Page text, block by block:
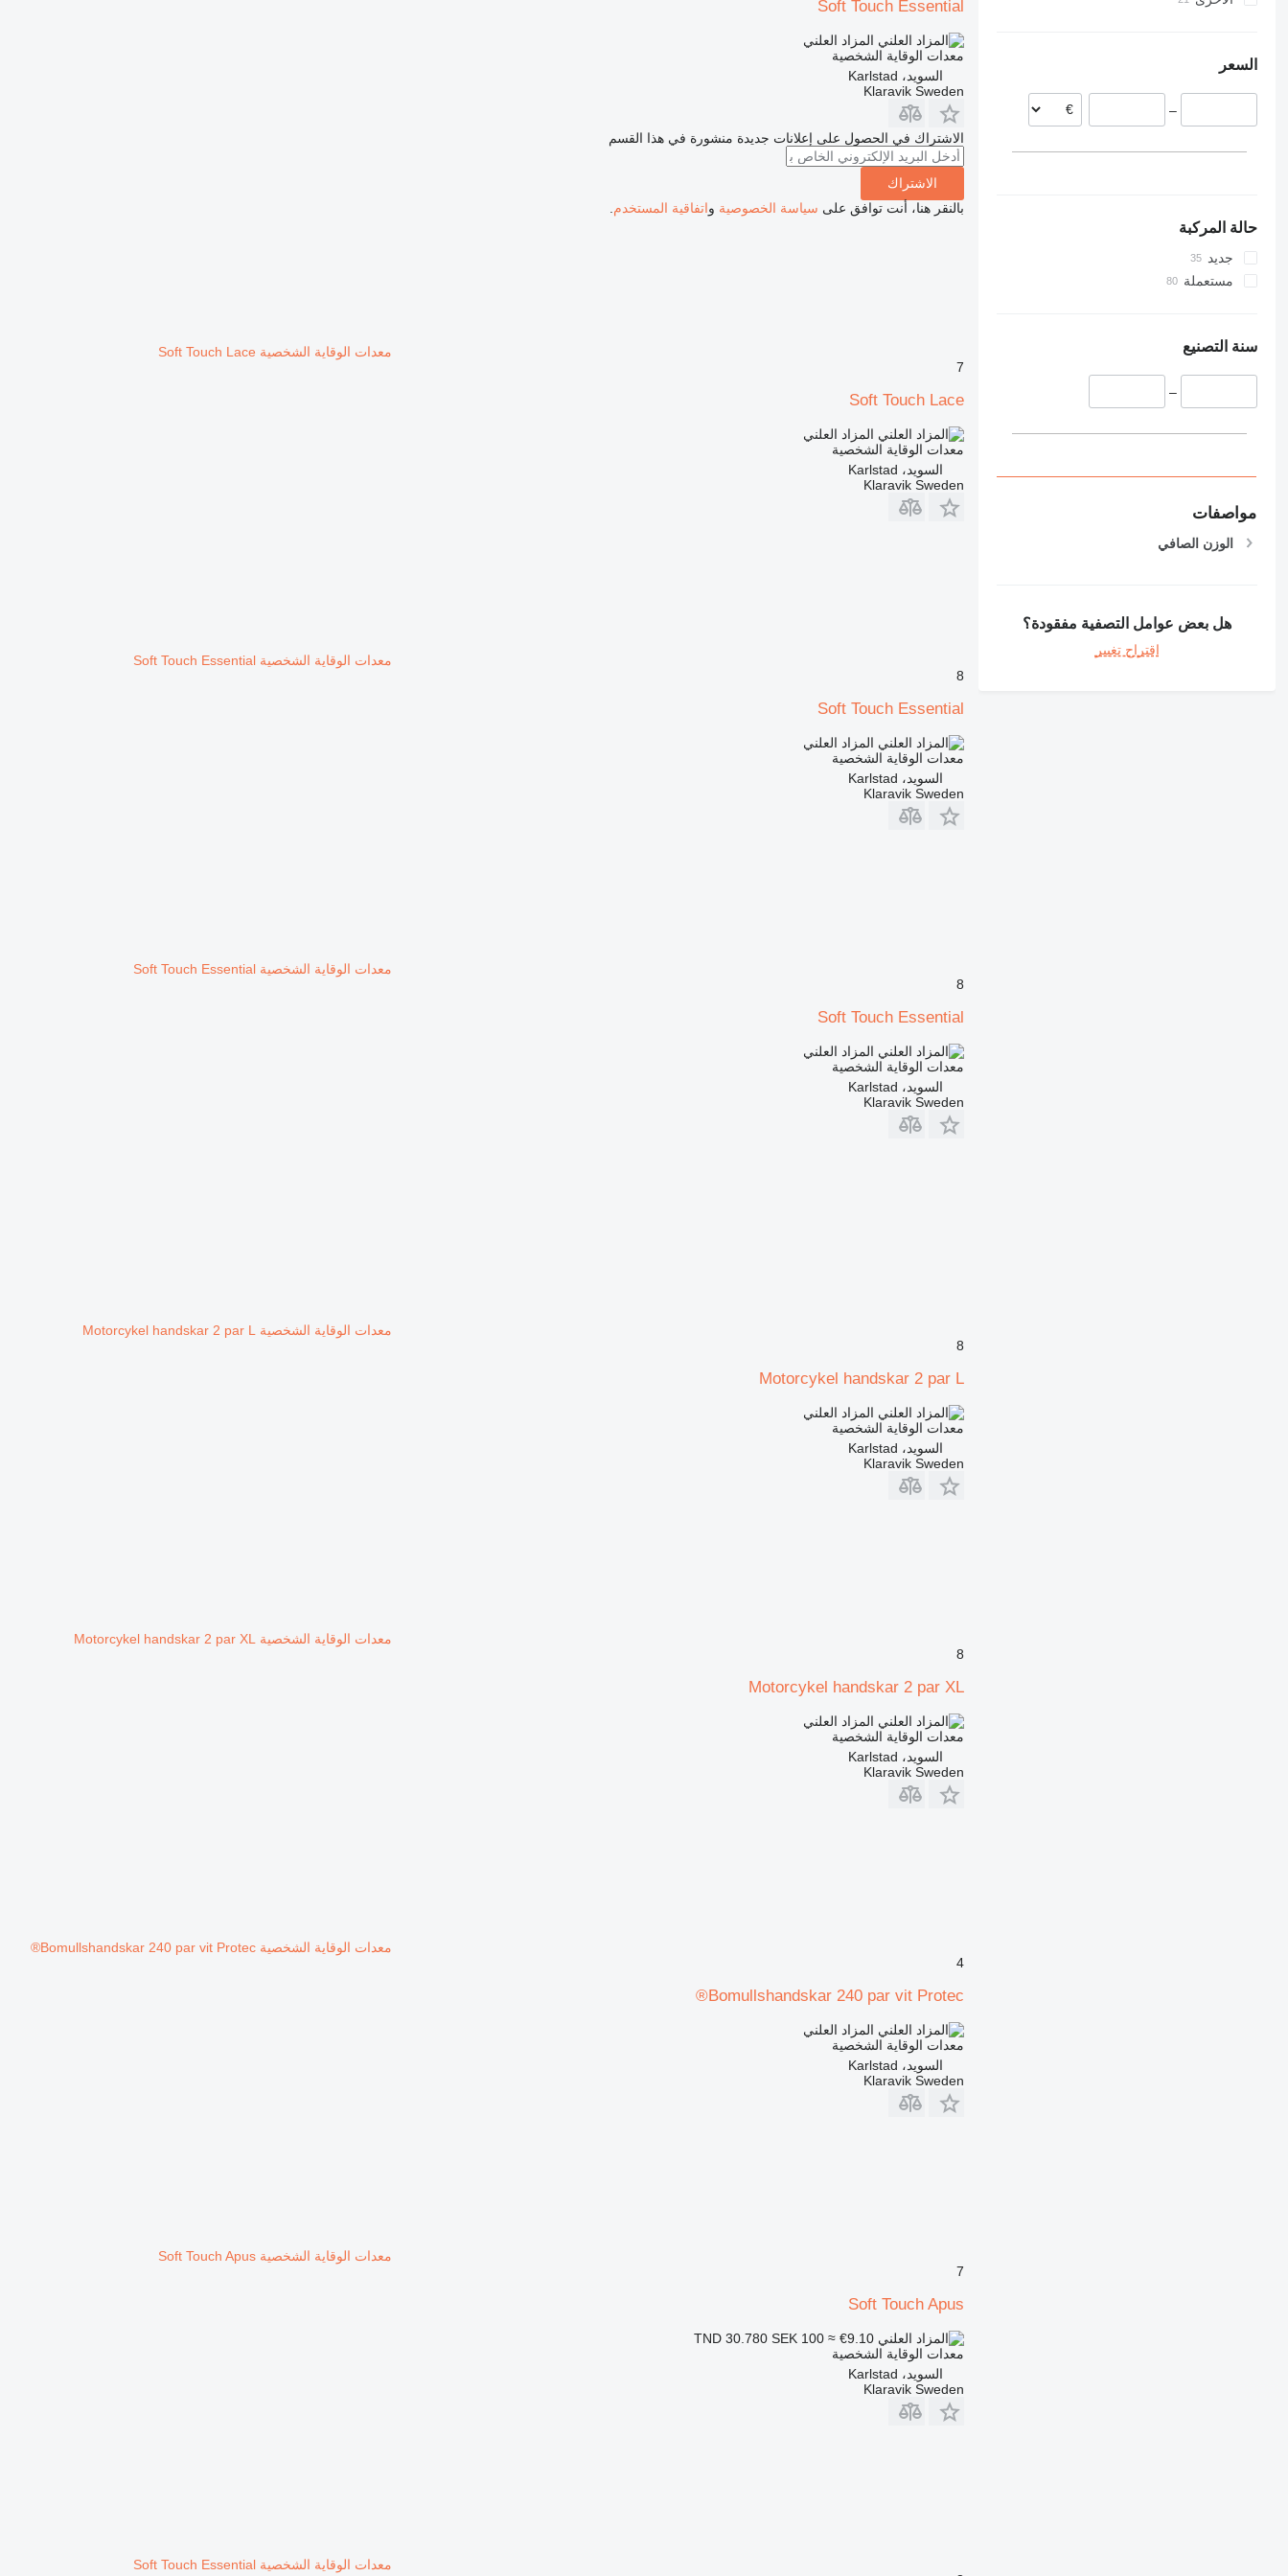
فرنسا
ألمانيا
السعر
–
حالة المركبة
جديد
مستعملة
سنة التصنيع
–
مواصفات
الوزن الصافي
هل بعض عوامل التصفية مفقودة؟
اقتراح تغيير
Soft Touch Essential
المزاد العلني
معدات الوقاية الشخصية
السويد، Karlstad
Klaravik Sweden
الاشتراك في الحصول على إعلانات جديدة منشورة في هذا القسم
الاشتراك
بالنقر هنا، أنت توافق على سياسة الخصوصية واتفاقية المستخدم
معدات الوقاية الشخصية Soft Touch Lace
7
Soft Touch Lace
المزاد العلني
معدات الوقاية الشخصية
السويد، Karlstad
Klaravik Sweden
معدات الوقاية الشخصية Soft Touch Essential
8
Soft Touch Essential
المزاد العلني
معدات الوقاية الشخصية
السويد، Karlstad
Klaravik Sweden
معدات الوقاية الشخصية Soft Touch Essential
8
Soft Touch Essential
المزاد العلني
معدات الوقاية الشخصية
السويد، Karlstad
Klaravik Sweden
معدات الوقاية الشخصية Motorcykel handskar 2 par L
8
Motorcykel handskar 2 par L
المزاد العلني
معدات الوقاية الشخصية
السويد، Karlstad
Klaravik Sweden
معدات الوقاية الشخصية Motorcykel handskar 2 par XL
8
Motorcykel handskar 2 par XL
المزاد العلني
معدات الوقاية الشخصية
السويد، Karlstad
Klaravik Sweden
معدات الوقاية الشخصية Bomullshandskar 240 par vit Protec®
4
Bomullshandskar 240 par vit Protec®
المزاد العلني
معدات الوقاية الشخصية
السويد، Karlstad
Klaravik Sweden
معدات الوقاية الشخصية Soft Touch Apus
7
Soft Touch Apus
SEK 100 ≈ €9.10
معدات الوقاية الشخصية
السويد، Karlstad
Klaravik Sweden
معدات الوقاية الشخصية Soft Touch Essential